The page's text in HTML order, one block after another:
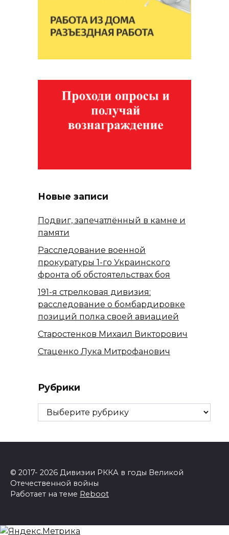
Новые записи
Подвиг, запечатлённый в камне и
памяти
Расследование военной
прокуратуры 1-го Украинского
фронта об обстоятельствах боя
191-я стрелковая дивизия:
расследование о бомбардировке
позиций полка своей авиацией
Старостенков Михаил Викторович
Стаценко Лука Митрофанович
Рубрики
Рубрики
© 2017- 2026 Дивизии РККА в годы Великой
Отечественной войны
Работает на теме Reboot